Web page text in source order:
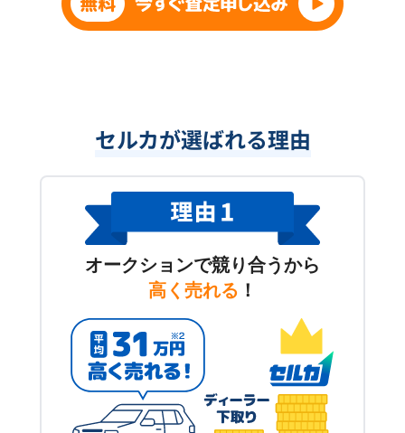
セルカが選ばれる理由
オークションで競り合うから
高く売れる ！